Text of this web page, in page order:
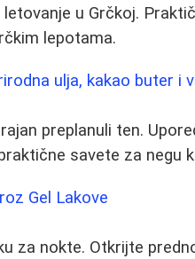
u Grčkoj.
lepotama.
ulja, kakao buter i
preplanuli ten.
savete za negu
Gel Lakove
za nokte. Otkrijte